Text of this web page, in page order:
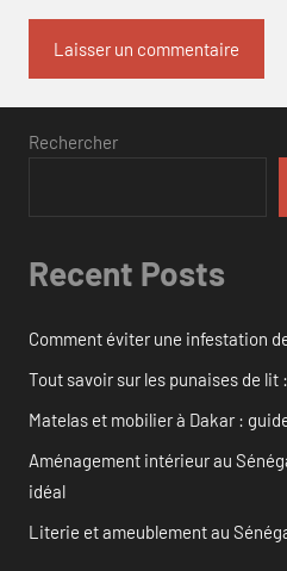
Rechercher
Recent Posts
Comment éviter une infestation
Tout savoir sur les punaises de
Matelas et mobilier à Dakar :
Aménagement intérieur au
idéal
Literie et ameublement au